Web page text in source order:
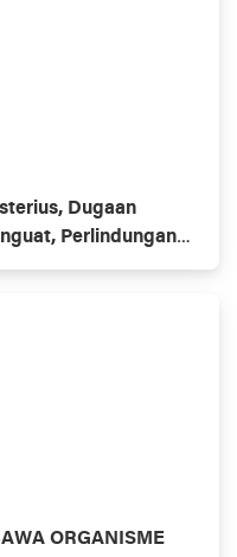
Dugaan
Perlindungan
ORGANISME